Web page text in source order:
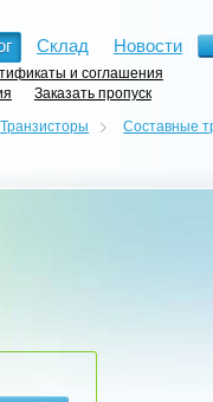
Склад Новости
и соглашения
Заказать пропуск
Транзисторы Составные